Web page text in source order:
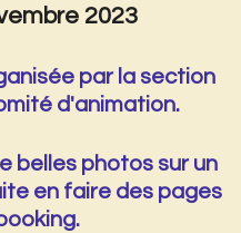
2023
par la section
d'animation.
belles photos sur un
en faire des pages